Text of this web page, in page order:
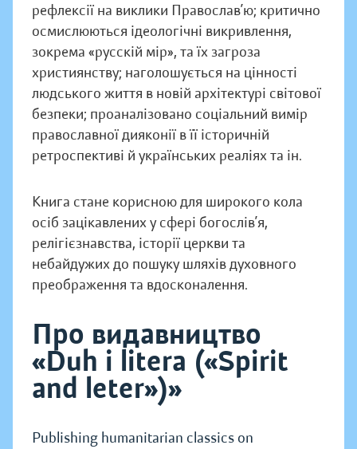
рефлексії на виклики Православ’ю; критично
осмислюються ідеологічні викривлення,
зокрема «русскій мір», та їх загроза
християнству; наголошується на цінності
людського життя в новій архітектурі світової
безпеки; проаналізовано соціальний вимір
православної дияконії в її історичній
ретроспективі й українських реаліях та ін.
Книга стане корисною для широкого кола
осіб зацікавлених у сфері богослів’я,
релігієзнавства, історії церкви та
небайдужих до пошуку шляхів духовного
преображення та вдосконалення.
Про видавництво
«Duh i litera («Spirit
and leter»)»
Publishing humanitarian classics on